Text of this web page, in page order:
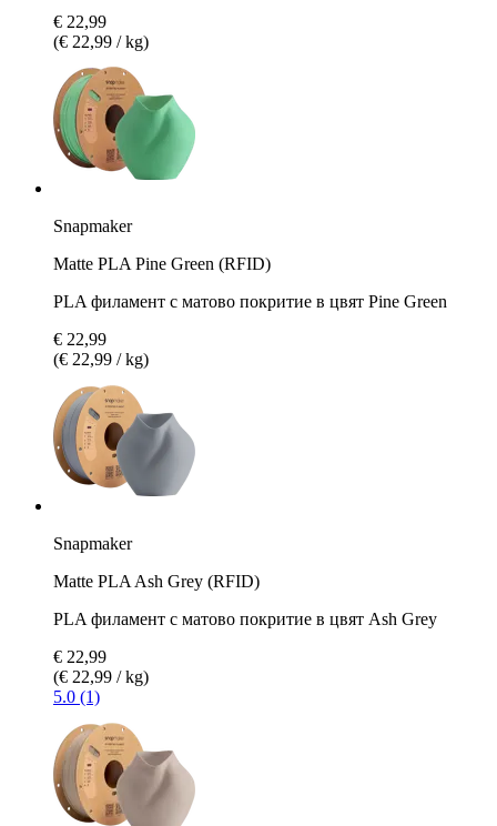
€ 22,99
(€ 22,99 / kg)
Snapmaker
Matte PLA Pine Green (RFID)
PLA филамент с матово покритие в цвят Pine Green
€ 22,99
(€ 22,99 / kg)
Snapmaker
Matte PLA Ash Grey (RFID)
PLA филамент с матово покритие в цвят Ash Grey
€ 22,99
(€ 22,99 / kg)
5.0 (1)